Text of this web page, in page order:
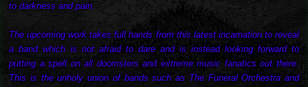
to darkness and pain.
The upcoming work takes full hands from this latest incarnation to reveal
a band which is not afraid to dare and is instead looking forward to
putting a spell on all doomsters and extreme music fanatics out there.
This is the unholy union of bands such as The Funeral Orchestra and